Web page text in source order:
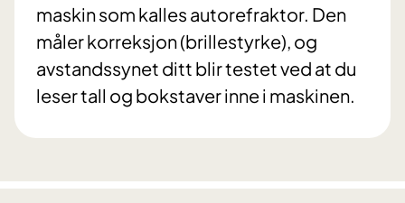
maskin som kalles autorefraktor. Den
måler korreksjon (brillestyrke), og
avstandssynet ditt blir testet ved at du
leser tall og bokstaver inne i maskinen.